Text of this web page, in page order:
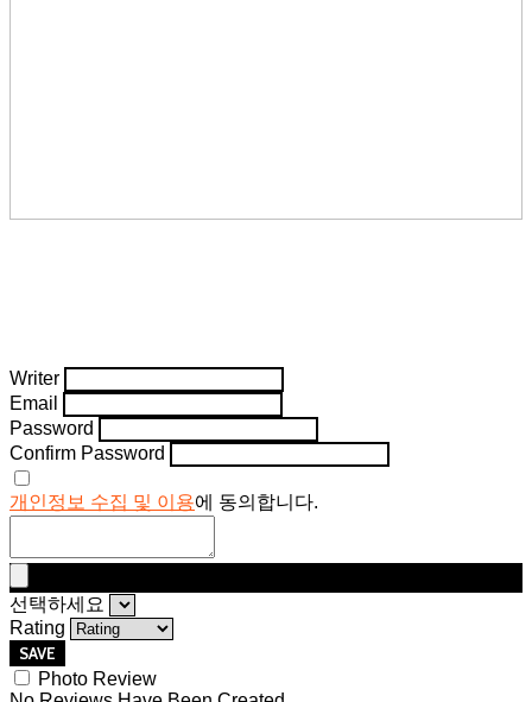
Writer
Email
Password
Confirm Password
개인정보 수집 및 이용에 동의합니다.
선택하세요
Rating
SAVE
Photo Review